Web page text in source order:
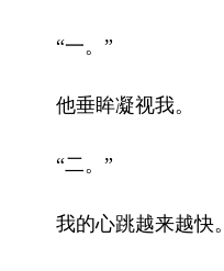
“一。”
他垂眸凝视我。
“二。”
我的心跳越来越快。